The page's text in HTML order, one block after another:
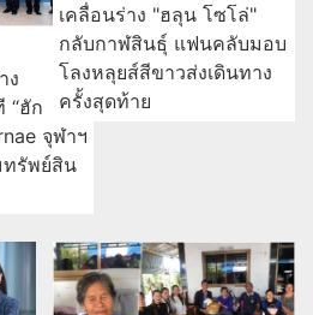
ง
“ฮัก
จุฬาฯ
ทรัพย์สิน
เคลื่อนร่าง "ฮลุน โซโล่"
กลับกาฬสินธุ์ แฟนคลับมอบ
โลงหลุยส์สีขาวส่งเดินทาง
ครั้งสุดท้าย